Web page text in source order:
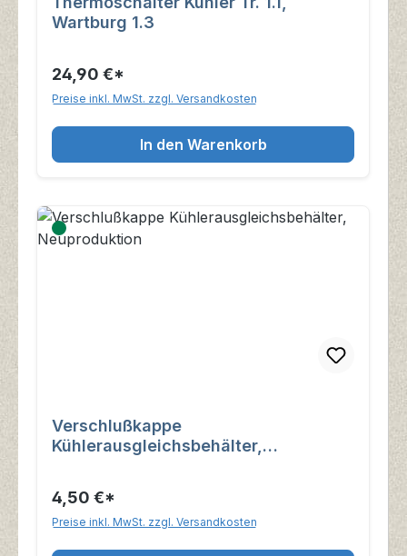
Wartburg 1.3
24,90 €*
Preise inkl. MwSt. zzgl. Versandkosten
In den Warenkorb
Verschlußkappe
Kühlerausgleichsbehälter,
4,50 €*
Preise inkl. MwSt. zzgl. Versandkosten